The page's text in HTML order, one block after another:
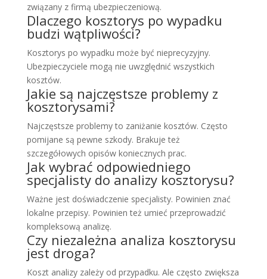
związany z firmą ubezpieczeniową.
Dlaczego kosztorys po wypadku
budzi wątpliwości?
Kosztorys po wypadku może być nieprecyzyjny.
Ubezpieczyciele mogą nie uwzględnić wszystkich
kosztów.
Jakie są najczęstsze problemy z
kosztorysami?
Najczęstsze problemy to zaniżanie kosztów. Często
pomijane są pewne szkody. Brakuje też
szczegółowych opisów koniecznych prac.
Jak wybrać odpowiedniego
specjalisty do analizy kosztorysu?
Ważne jest doświadczenie specjalisty. Powinien znać
lokalne przepisy. Powinien też umieć przeprowadzić
kompleksową analizę.
Czy niezależna analiza kosztorysu
jest droga?
Koszt analizy zależy od przypadku. Ale często zwiększa